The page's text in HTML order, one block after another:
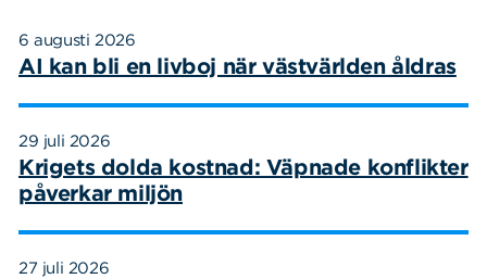
6 augusti 2026
AI kan bli en livboj när västvärlden åldras
29 juli 2026
Krigets dolda kostnad: Väpnade konflikter
påverkar miljön
27 juli 2026